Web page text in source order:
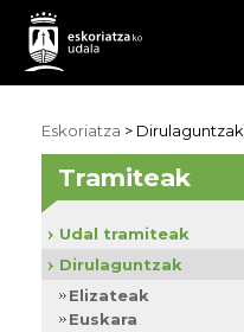
Eskoriatza > Dirulaguntzak
Tramiteak
Udal tramiteak
Dirulaguntzak
Elizateak
Euskara